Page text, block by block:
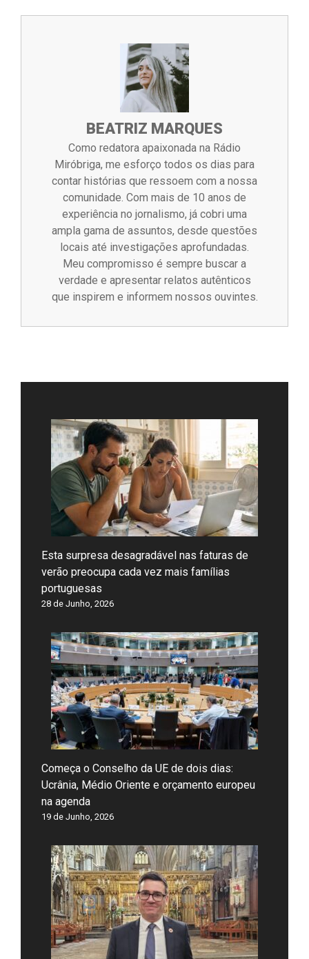
BEATRIZ MARQUES
Como redatora apaixonada na Rádio
Miróbriga, me esforço todos os dias para
contar histórias que ressoem com a nossa
comunidade. Com mais de 10 anos de
experiência no jornalismo, já cobri uma
ampla gama de assuntos, desde questões
locais até investigações aprofundadas.
Meu compromisso é sempre buscar a
verdade e apresentar relatos autênticos
que inspirem e informem nossos ouvintes.
Esta surpresa desagradável nas faturas de
verão preocupa cada vez mais famílias
portuguesas
28 de Junho, 2026
Começa o Conselho da UE de dois dias:
Ucrânia, Médio Oriente e orçamento europeu
na agenda
19 de Junho, 2026